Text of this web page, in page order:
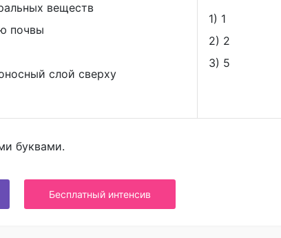
веществ
почвы
слой сверху
1) 1
2) 2
3) 5
буквами.
Бесплатный интенсив